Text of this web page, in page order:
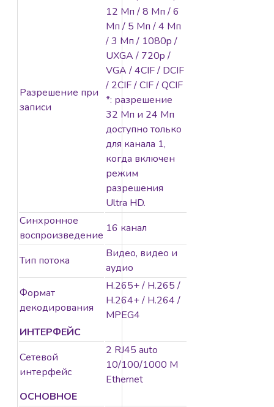
Разрешение при
записи
12 Мп / 8 Мп / 6
Мп / 5 Мп / 4 Мп
/ 3 Мп / 1080p /
UXGA / 720p /
VGA / 4CIF / DCIF
/ 2CIF / CIF / QCIF
*: разрешение
32 Мп и 24 Мп
доступно только
для канала 1,
когда включен
режим
разрешения
Ultra HD.
Синхронное
воспроизведение
16 канал
Тип потока
Видео, видео и
аудио
Формат
декодирования
H.265+ / H.265 /
H.264+ / H.264 /
MPEG4
ИНТЕРФЕЙС
Сетевой
интерфейс
2 RJ45 auto
10/100/1000 М
Ethernet
ОСНОВНОЕ